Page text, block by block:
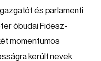
és parlamenti
óbudai Fidesz-
momentumos
került nevek